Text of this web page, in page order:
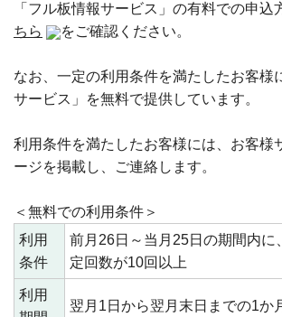
「フル板情報サービス」の有料での申込
ちら
をご確認ください。
なお、一定の利用条件を満たしたお客様
サービス」を無料で提供しています。
利用条件を満たしたお客様には、お客様
ージを掲載し、ご連絡します。
＜無料での利用条件＞
利用
条件
前月26日～当月25日の期間内に、
定回数が10回以上
利用
翌月1日から翌月末日までの1か